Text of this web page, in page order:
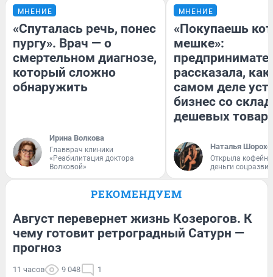
МНЕНИЕ
«Спуталась речь, понес
пургу». Врач — о
смертельном диагнозе,
который сложно
обнаружить
Ирина Волкова
Главврач клиники
«Реабилитация доктора
Волковой»
МНЕНИЕ
«Покупаешь
мешке»:
рассказала, как
самом деле
бизнес со
дешевых
Наталья
Открыла
деньги
РЕКОМЕНДУЕМ
Август перевернет жизнь Козерогов. К
чему готовит ретроградный Сатурн —
прогноз
11 часов 9 048 1